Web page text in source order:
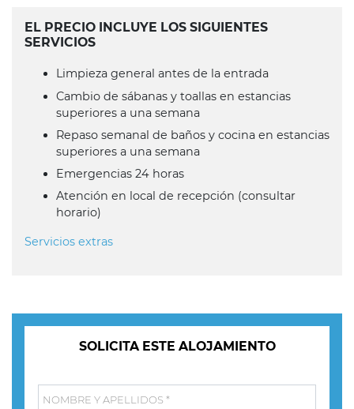
EL PRECIO INCLUYE LOS SIGUIENTES
SERVICIOS
Limpieza general antes de la entrada
Cambio de sábanas y toallas en estancias
superiores a una semana
Repaso semanal de baños y cocina en estancias
superiores a una semana
Emergencias 24 horas
Atención en local de recepción (consultar
horario)
Servicios extras
SOLICITA ESTE ALOJAMIENTO
NOMBRE Y APELLIDOS *